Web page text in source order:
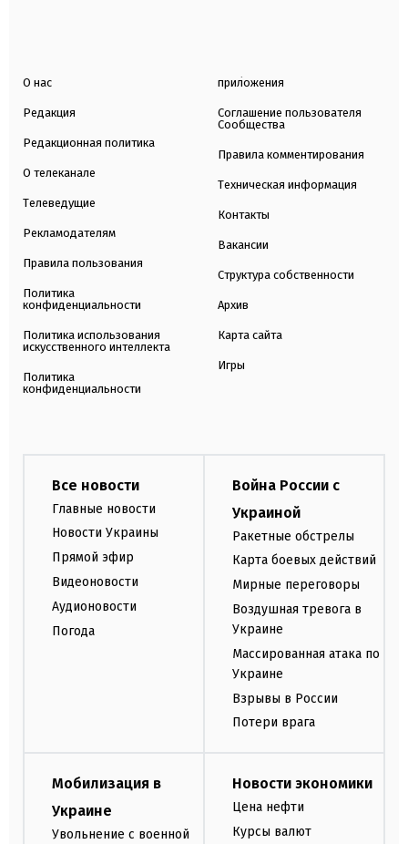
О нас
Редакция
Редакционная политика
О телеканале
Телеведущие
Рекламодателям
Правила пользования
Политика
конфиденциальности
Политика использования
искусственного интеллекта
Политика
конфиденциальности
приложения
Соглашение пользователя
Сообщества
Правила комментирования
Техническая информация
Контакты
Вакансии
Структура собственности
Архив
Карта сайта
Игры
Все новости
Главные новости
Новости Украины
Прямой эфир
Видеоновости
Аудионовости
Погода
Война России с
Украиной
Ракетные обстрелы
Карта боевых действий
Мирные переговоры
Воздушная тревога в
Украине
Массированная атака по
Украине
Взрывы в России
Потери врага
Мобилизация в
Украине
Увольнение с военной
Новости экономики
Цена нефти
Курсы валют